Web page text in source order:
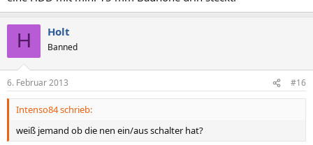
H Holt
Banned
6. Februar 2013 #16
Intenso84 schrieb:
weiß jemand ob die nen ein/aus schalter hat?